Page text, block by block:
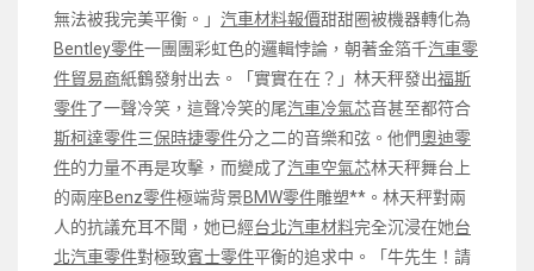
無法被我完美平衡。」 汽車材料報價甜甜圈被機器轉化為
Bentley零件一團團彩虹色的邏輯悖論，朝著金箔千汽車零
件貿易商紙鶴發射出去。「實實在在？」林天秤發出福斯
零件了一聲冷笑，這聲冷笑的尾汽車冷氣芯音甚至都符合
斯柯達零件三保時捷零件分之二的音樂和弦。他們奧迪零
件的力量不再是攻擊，而變成了汽車空氣芯林天秤舞台上
的兩座Benz零件極端背景BMW零件雕塑**。林天秤對兩
人的抗議充耳不聞，她已經台北汽車材料完全沉浸在她台
北汽車零件對極致賓士零件平衡的追求中。「牛先生！請